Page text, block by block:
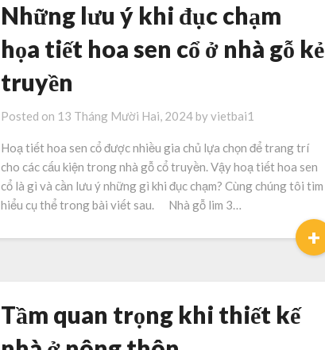
Những lưu ý khi đục chạm
họa tiết hoa sen cổ ở nhà gỗ kẻ
truyền
Posted on 13 Tháng Mười Hai, 2024byvietbai1
Hoạ tiết hoa sen cổ được nhiều gia chủ lựa chọn để trang trí
cho các cấu kiện trong nhà gỗ cổ truyền. Vậy hoạ tiết hoa sen
cổ là gì và cần lưu ý những gì khi đục chạm? Cùng chúng tôi tìm
hiểu cụ thể trong bài viết sau. Nhà gỗ lim 3…
+
Tầm quan trọng khi thiết kế